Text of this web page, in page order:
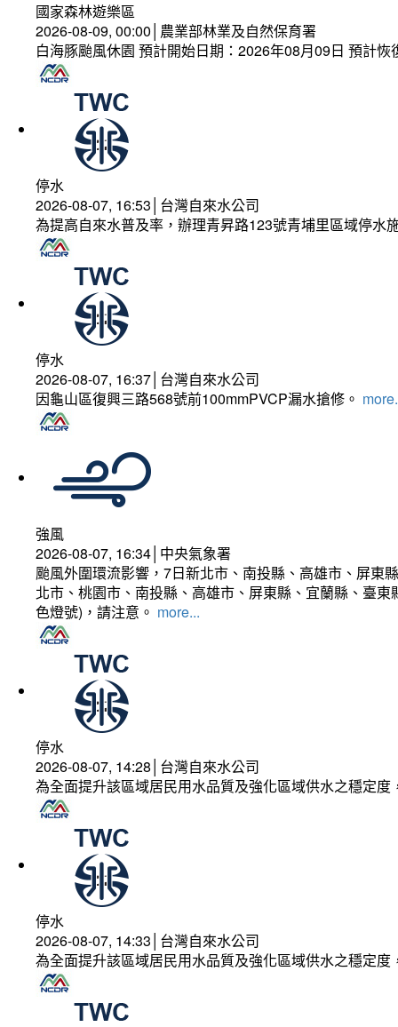
國家森林遊樂區
2026-08-09, 00:00│農業部林業及自然保育署
白海豚颱風休園 預計開始日期：2026年08月09日 預計
停水
2026-08-07, 16:53│台灣自來水公司
為提高自來水普及率，辦理青昇路123號青埔里區域停水
停水
2026-08-07, 16:37│台灣自來水公司
因龜山區復興三路568號前100mmPVCP漏水搶修。
強風
2026-08-07, 16:34│中央氣象署
颱風外圍環流影響，7日新北市、南投縣、高雄市、屏東
北市、桃園市、南投縣、高雄市、屏東縣、宜蘭縣、臺
色燈號)，請注意。 more...
停水
2026-08-07, 14:28│台灣自來水公司
為全面提升該區域居民用水品質及強化區域供水之穩定
停水
2026-08-07, 14:33│台灣自來水公司
為全面提升該區域居民用水品質及強化區域供水之穩定